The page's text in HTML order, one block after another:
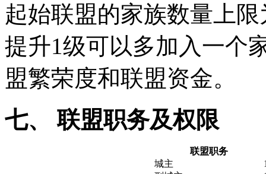
起始联盟的家族数量上
提升1级可以多加入一个
盟繁荣度和联盟资金。
七、 联盟职务及权限
联盟职务
城主